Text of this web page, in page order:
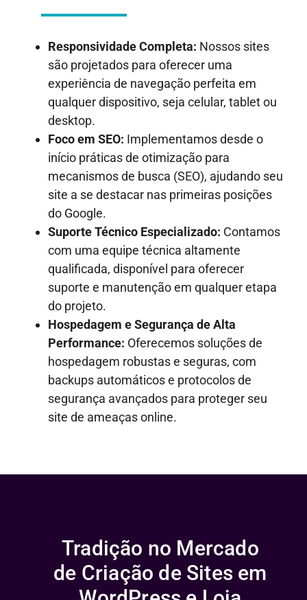
Responsividade Completa: Nossos sites
são projetados para oferecer uma
experiência de navegação perfeita em
qualquer dispositivo, seja celular, tablet ou
desktop.
Foco em SEO: Implementamos desde o
início práticas de otimização para
mecanismos de busca (SEO), ajudando seu
site a se destacar nas primeiras posições
do Google.
Suporte Técnico Especializado: Contamos
com uma equipe técnica altamente
qualificada, disponível para oferecer
suporte e manutenção em qualquer etapa
do projeto.
Hospedagem e Segurança de Alta
Performance: Oferecemos soluções de
hospedagem robustas e seguras, com
backups automáticos e protocolos de
segurança avançados para proteger seu
site de ameaças online.
Tradição no Mercado
de Criação de Sites em